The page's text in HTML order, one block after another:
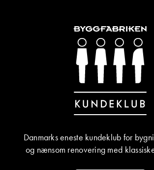
Danmarks eneste kundeklub for
og nænsom renovering med